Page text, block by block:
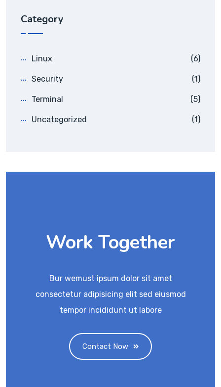
Category
Linux (6)
Security (1)
Terminal (5)
Uncategorized (1)
Work Together
Bur wemust ipsum dolor sit amet
consectetur adipisicing elit sed eiusmod
tempor incididunt ut labore
Contact Now